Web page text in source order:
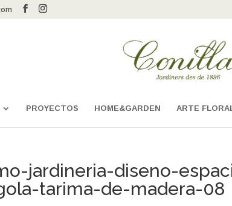
PROYECTOS HOME&GARDEN ARTE
jardineria-diseno-
tarima-de-madera-08